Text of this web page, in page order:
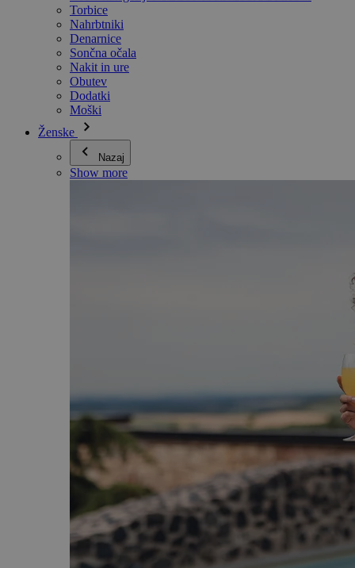
Torbice
Nahrbtniki
Denarnice
Sončna očala
Nakit in ure
Obutev
Dodatki
Moški
Ženske
Nazaj
Show more